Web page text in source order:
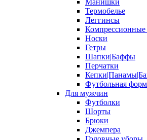
Манишки
Термобелье
Леггинсы
Носки
Гетры
Шапки|Баффы
Перчатки
Футбольная
Для мужчин
Футболки
Шорты
Брюки
Джемпера